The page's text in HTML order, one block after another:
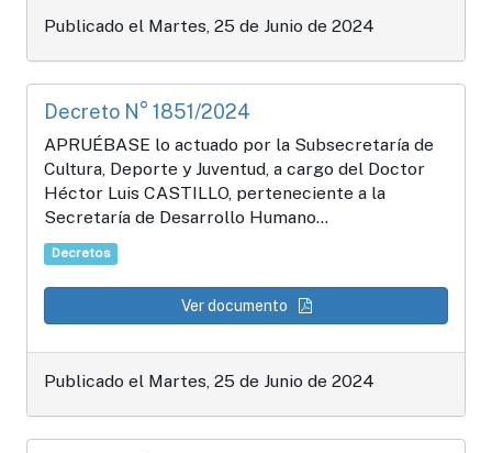
Publicado el Martes, 25 de Junio de 2024
Decreto N° 1851/2024
APRUÉBASE lo actuado por la Subsecretaría de
Cultura, Deporte y Juventud, a cargo del Doctor
Héctor Luis CASTILLO, perteneciente a la
Secretaría de Desarrollo Humano...
Decretos
Ver documento
Publicado el Martes, 25 de Junio de 2024